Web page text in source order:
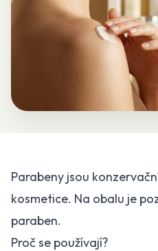
Parabeny jsou
kosmetice. Na obalu je
paraben.
Proč se používají?